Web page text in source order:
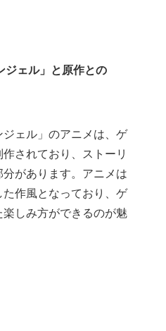
ジェル」と原作との
ジェル」のアニメは、ゲ
されており、ストーリ
があります。アニメは
作風となっており、ゲ
しみ方ができるのが魅